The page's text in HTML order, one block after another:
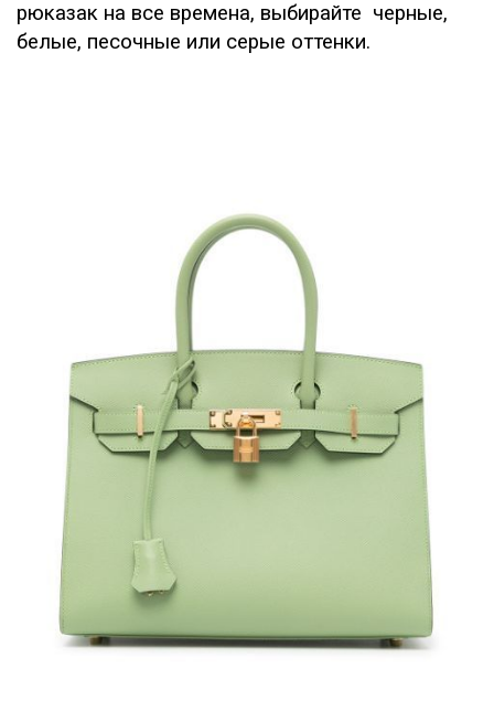
рюказак на все времена, выбирайте черные,
белые, песочные или серые оттенки.